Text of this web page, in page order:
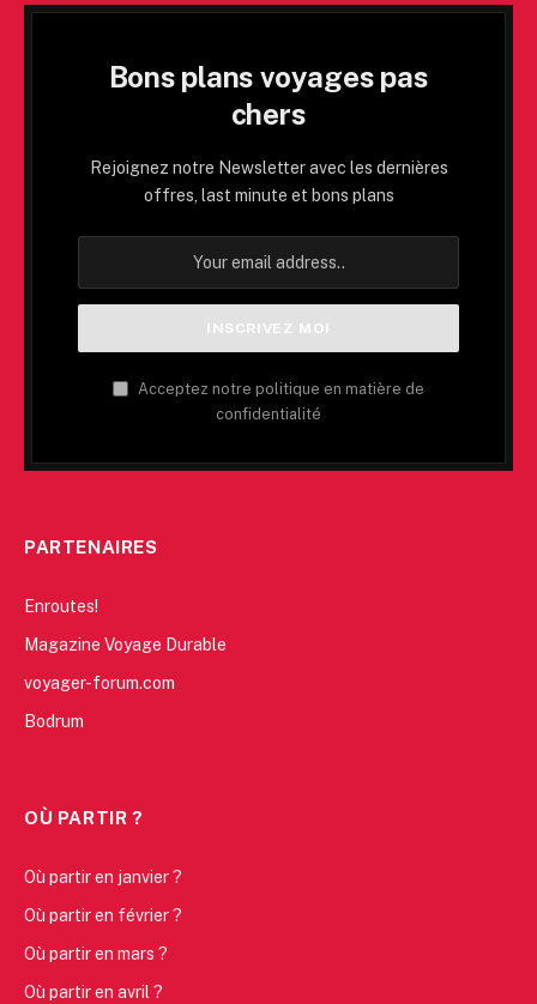
Bons plans voyages pas
chers
Rejoignez notre Newsletter avec les dernières
offres, last minute et bons plans
Acceptez notre politique en matière de
confidentialité
PARTENAIRES
Enroutes!
Magazine Voyage Durable
voyager-forum.com
Bodrum
OÙ PARTIR ?
Où partir en janvier ?
Où partir en février ?
Où partir en mars ?
Où partir en avril ?